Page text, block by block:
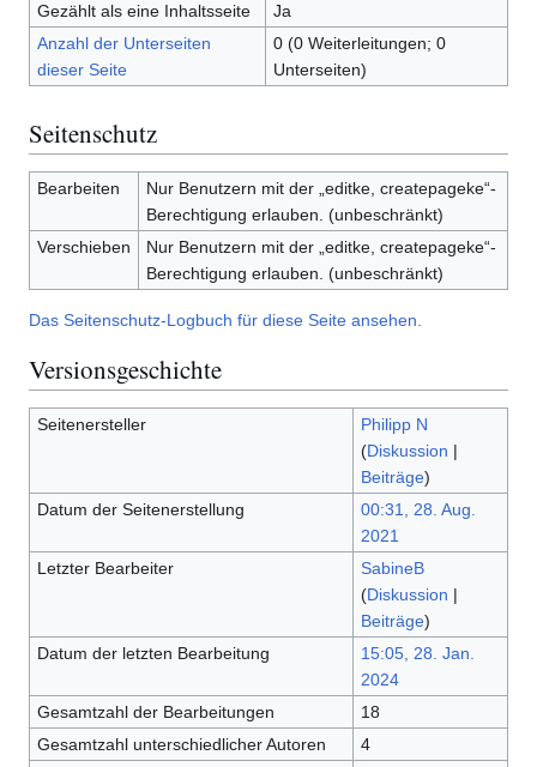
Gezählt als eine Inhaltsseite
Ja
Anzahl der Unterseiten
dieser Seite
0 (0 Weiterleitungen; 0
Unterseiten)
Seitenschutz
Bearbeiten
Nur Benutzern mit der „editke, createpageke“-
Berechtigung erlauben. (unbeschränkt)
Verschieben
Nur Benutzern mit der „editke, createpageke“-
Berechtigung erlauben. (unbeschränkt)
Das Seitenschutz-Logbuch für diese Seite ansehen.
Versionsgeschichte
Seitenersteller
Philipp N
(Diskussion |
Beiträge)
Datum der Seitenerstellung
00:31, 28. Aug.
2021
Letzter Bearbeiter
SabineB
(Diskussion |
Beiträge)
Datum der letzten Bearbeitung
15:05, 28. Jan.
2024
Gesamtzahl der Bearbeitungen
18
Gesamtzahl unterschiedlicher Autoren
4